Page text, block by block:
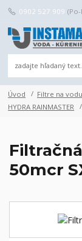
0902 527 909
Úvod Filtre na vodu
HYDRA RAINMASTER
50mcr